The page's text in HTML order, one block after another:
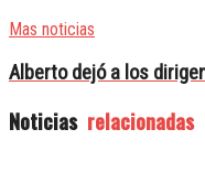
Mas noticias
Alberto dejó a los
Noticias relacionadas